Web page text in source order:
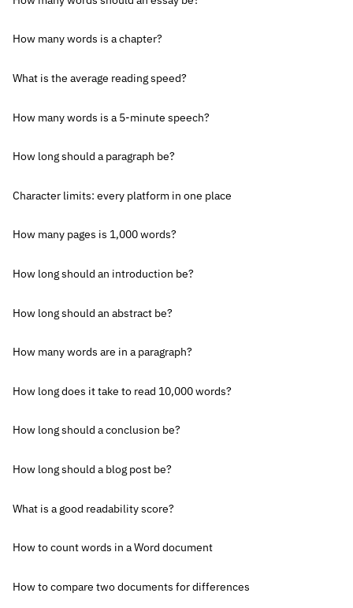
How many words is a chapter?
What is the average reading speed?
How many words is a 5-minute speech?
How long should a paragraph be?
Character limits: every platform in one place
How many pages is 1,000 words?
How long should an introduction be?
How long should an abstract be?
How many words are in a paragraph?
How long does it take to read 10,000 words?
How long should a conclusion be?
How long should a blog post be?
What is a good readability score?
How to count words in a Word document
How to compare two documents for differences